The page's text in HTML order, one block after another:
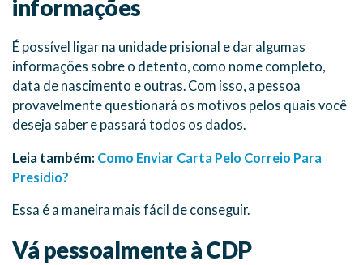
informações
É possível ligar na unidade prisional e dar algumas
informações sobre o detento, como nome completo,
data de nascimento e outras. Com isso, a pessoa
provavelmente questionará os motivos pelos quais você
deseja saber e passará todos os dados.
Leia também: Como Enviar Carta Pelo Correio Para
Presídio?
Essa é a maneira mais fácil de conseguir.
Vá pessoalmente à CDP